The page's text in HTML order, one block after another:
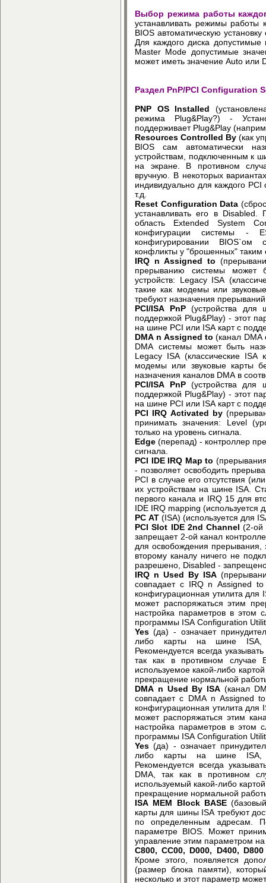
Выбор режима работы
устанавливать режимы работы
BIOS автоматическую
Для каждого диска
Master Mode допустимые
может иметь значение Auto или
Раздел PnP/PCI Configuration
PNP OS Installed
режима Plug&Play?) -
поддерживает Plug&Play
Resources Controlled By (как
BIOS сам автоматически
устройствам, подключенным к
на экране. В противном
вручную. В некоторых
индивидуально для каждого
т.д.
Reset Configuration Data
устанавливать его в
область Extended System
конфигурации системы -
конфигурировании BIOS`ом
конфликты у "брошенных" таким
IRQ n Assigned to
прерыванию системы может
устройств: Legacy ISA
такие как модемы или
требуют назначения
PCI/ISA PnP (устройства
поддержкой Plug&Play) - этот
на шине PCI или ISA карт с
DMA n Assigned to (канал DMA
DMA системы может быть
Legacy ISA (классические
модемы или звуковые карты
назначения каналов DMA в
PCI/ISA PnP (устройства
поддержкой Plug&Play) - этот
на шине PCI или ISA карт с
PCI IRQ Activated by
принимать значения: Level
только на уровень сигнала.
Edge (перепад) - контроллер
сигнала.
PCI IDE IRQ Map to
- позволяет освободить
PCI в случае его отсутствия
их устройствам на шине ISA.
первого канала и IRQ 15 для
IDE IRQ mapping (используется
PC AT (ISA) (используется для
PCI Slot IDE 2nd Channel (2-ой
запрещает 2-ой канал
для освобождения прерывания,
второму каналу ничего не
разрешено, Disabled -
IRQ n Used By ISA
совпадает с IRQ n Assigned
конфигурационная утилита для
может распоряжаться этим
настройка параметров в этом
программы ISA Configuration
Yes (да) - означает
либо карты на шине ISA,
Рекомендуется всегда
так как в противном случае
используемое какой-либо
прекращение нормальной
DMA n Used By ISA (канал
совпадает с DMA n Assigned
конфигурационная утилита для
может распоряжаться этим
настройка параметров в этом
программы ISA Configuration
Yes (да) - означает
либо карты на шине ISA,
Рекомендуется всегда
DMA, так как в противном
используемый какой-либо
прекращение нормальной
ISA MEM Block BASE
карты для шины ISA требуют
по определенным адресам.
параметре BIOS. Может
управление этим параметром
C800, CC00, D000, D400,
Кроме этого, появляется
(размер блока памяти),
несколько и этот параметр